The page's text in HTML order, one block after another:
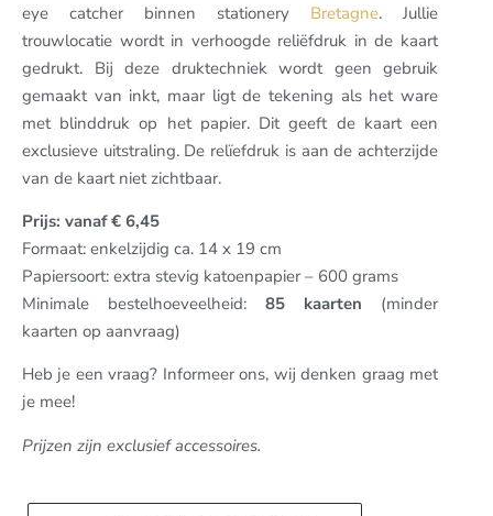
eye catcher binnen stationery Bretagne. Jullie
trouwlocatie wordt in verhoogde reliëfdruk in de kaart
gedrukt. Bij deze druktechniek wordt geen gebruik
gemaakt van inkt, maar ligt de tekening als het ware
met blinddruk op het papier. Dit geeft de kaart een
exclusieve uitstraling. De relïefdruk is aan de achterzijde
van de kaart niet zichtbaar.
Prijs: vanaf € 6,45
Formaat: enkelzijdig ca. 14 x 19 cm
Papiersoort: extra stevig katoenpapier – 600 grams
Minimale bestelhoeveelheid: 85 kaarten (minder
kaarten op aanvraag)
Heb je een vraag? Informeer ons, wij denken graag met
je mee!
Prijzen zijn exclusief accessoires.